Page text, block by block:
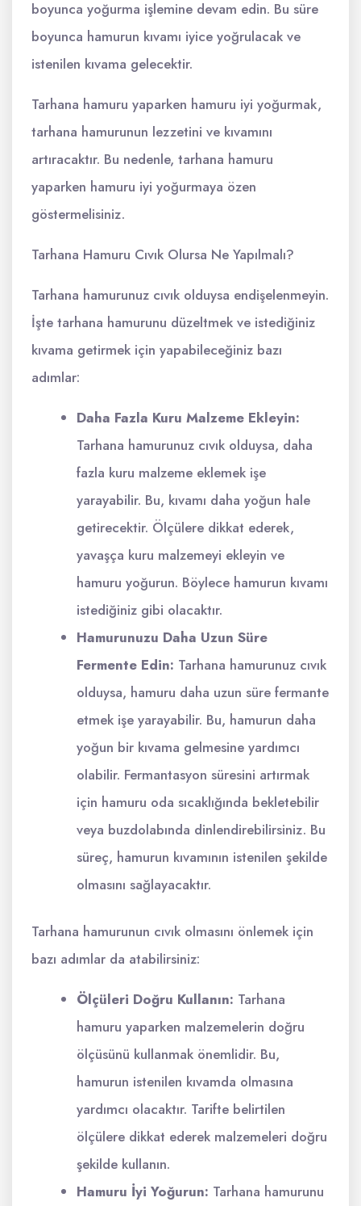
boyunca yoğurma işlemine devam edin. Bu süre
boyunca hamurun kıvamı iyice yoğrulacak ve
istenilen kıvama gelecektir.
Tarhana hamuru yaparken hamuru iyi yoğurmak,
tarhana hamurunun lezzetini ve kıvamını
artıracaktır. Bu nedenle, tarhana hamuru
yaparken hamuru iyi yoğurmaya özen
göstermelisiniz.
Tarhana Hamuru Cıvık Olursa Ne Yapılmalı?
Tarhana hamurunuz cıvık olduysa endişelenmeyin.
İşte tarhana hamurunu düzeltmek ve istediğiniz
kıvama getirmek için yapabileceğiniz bazı
adımlar:
Daha Fazla Kuru Malzeme Ekleyin:
Tarhana hamurunuz cıvık olduysa, daha
fazla kuru malzeme eklemek işe
yarayabilir. Bu, kıvamı daha yoğun hale
getirecektir. Ölçülere dikkat ederek,
yavaşça kuru malzemeyi ekleyin ve
hamuru yoğurun. Böylece hamurun kıvamı
istediğiniz gibi olacaktır.
Hamurunuzu Daha Uzun Süre
Fermente Edin: Tarhana hamurunuz cıvık
olduysa, hamuru daha uzun süre fermante
etmek işe yarayabilir. Bu, hamurun daha
yoğun bir kıvama gelmesine yardımcı
olabilir. Fermantasyon süresini artırmak
için hamuru oda sıcaklığında bekletebilir
veya buzdolabında dinlendirebilirsiniz. Bu
süreç, hamurun kıvamının istenilen şekilde
olmasını sağlayacaktır.
Tarhana hamurunun cıvık olmasını önlemek için
bazı adımlar da atabilirsiniz:
Ölçüleri Doğru Kullanın: Tarhana
hamuru yaparken malzemelerin doğru
ölçüsünü kullanmak önemlidir. Bu,
hamurun istenilen kıvamda olmasına
yardımcı olacaktır. Tarifte belirtilen
ölçülere dikkat ederek malzemeleri doğru
şekilde kullanın.
Hamuru İyi Yoğurun: Tarhana hamurunu